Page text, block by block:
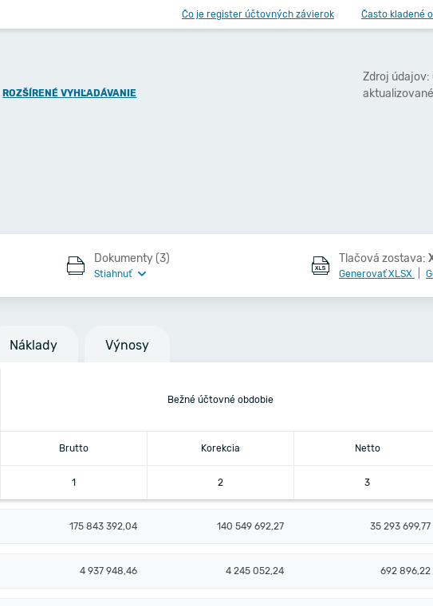
Čo je register účtovných závierok Často kladené
ROZŠÍRENÉ VYHĽADÁVANIE
Zdroj údajov:
Dokumenty (3)
Stiahnuť
Tlačová zostava:
Generovať XLSX
Náklady Výnosy
Bežné účtovné obdobie
Brutto Korekcia Netto
1 2 3
175 843 392,04 140 549 692,27 35 293 699,77
4 937 948,46 4 245 052,24 692 896,22